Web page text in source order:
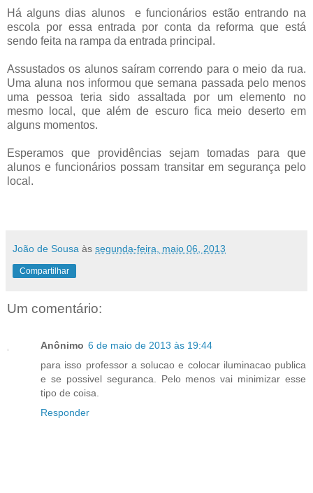
Há alguns dias alunos e funcionários estão entrando na
escola por essa entrada por conta da reforma que está
sendo feita na rampa da entrada principal.
Assustados os alunos saíram correndo para o meio da rua.
Uma aluna nos informou que semana passada pelo menos
uma pessoa teria sido assaltada por um elemento no
mesmo local, que além de escuro fica meio deserto em
alguns momentos.
Esperamos que providências sejam tomadas para que
alunos e funcionários possam transitar em segurança pelo
local.
João de Sousa às segunda-feira, maio 06, 2013
Compartilhar
Um comentário:
Anônimo 6 de maio de 2013 às 19:44
para isso professor a solucao e colocar iluminacao publica
e se possivel seguranca. Pelo menos vai minimizar esse
tipo de coisa.
Responder